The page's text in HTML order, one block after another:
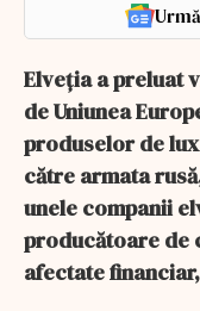
Elveţia a preluat
de Uniunea
produselor de
către armata
unele companii
producătoare de
afectate